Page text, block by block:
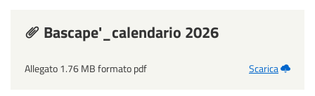
Bascape'_calendario 2026
Allegato 1.76 MB formato pdf Scarica